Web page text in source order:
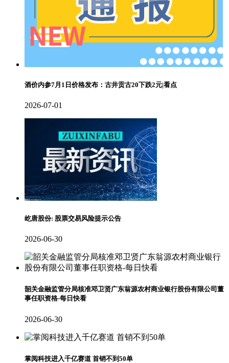
酒价内参7月1日价格发布：古井贡古20下跌2元|看点
2026-07-01
屹唐股份: 股票交易风险提示公告
2026-06-30
韶关金融监管分局核准邓卫贤广东翁源农村商业银行股份有限公司董
事任职资格-每日快看
2026-06-30
掌阅科技进入千亿赛道 首销不到50单